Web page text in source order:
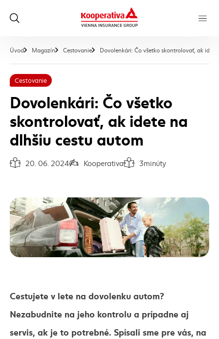
Úvod Magazín Cestovanie Dovolenkári: Čo všetko skontrolovať, ak
Cestovanie
Dovolenkári: Čo všetko
skontrolovať, ak idete na
dlhšiu cestu autom
Dátum vydania článku:
20. 06. 2024Autor článku:
KooperativaČas na prečítanie článku:
3minúty
Cestujete v lete na dovolenku autom?
Nezabudnite na jeho kontrolu a prípadne aj
servis, ak je to potrebné. Spísali sme pre vás, na